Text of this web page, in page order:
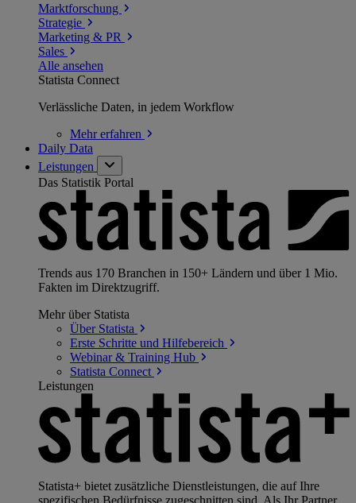
Marktforschung
Strategie
Marketing & PR
Sales
Alle ansehen
Statista Connect
Verlässliche Daten, in jedem Workflow
Mehrerfahren
Daily Data
Leistungen
Das Statistik Portal
Trends aus 170 Branchen in 150+ Ländern und über 1 Mio.
Fakten im Direktzugriff.
Mehr über Statista
Über Statista
Erste Schritte und Hilfebereich
Webinar & Training Hub
Statista Connect
Leistungen
Statista+ bietet zusätzliche Dienstleistungen, die auf Ihre
spezifischen Bedürfnisse zugeschnitten sind. Als Ihr Partner